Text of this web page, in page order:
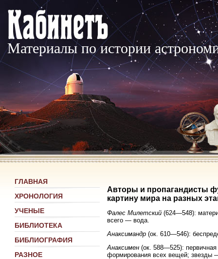
Материалы по истории
ГЛАВНАЯ
ХРОНОЛОГИЯ
УЧЕНЫЕ
БИБЛИОТЕКА
БИБЛИОГРАФИЯ
РАЗНОЕ
Авторы и пропагандисты
картину мира на разных
Фалес Милетский (624—548):
всего — вода.
Анаксимандр (ок. 610—546):
Анаксимен (ок. 588—525):
формирования всех вещей; звезды